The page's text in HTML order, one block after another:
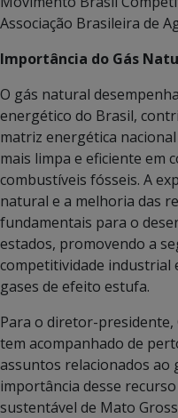
Associação Brasileira de
Importância do Gás
O gás natural
energético do Brasil,
matriz energética
mais limpa e eficiente em
combustíveis fósseis. A
natural e a melhoria das
fundamentais para o
estados, promovendo a
competitividade industrial
gases de efeito estufa.
Para o diretor-presidente,
tem acompanhado de
assuntos relacionados ao
importância desse
sustentável de Mato